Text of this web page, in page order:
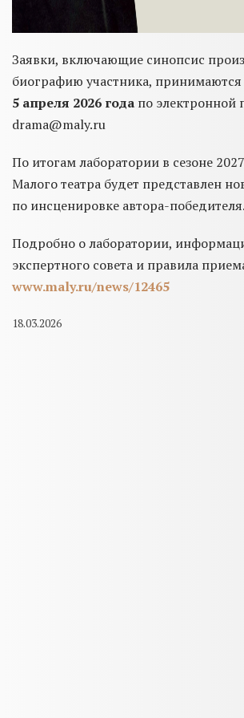
Заявки, включающие синопсис
биографию участника, принимаются
5 апреля 2026 года по электронной
drama@maly.ru
По итогам лаборатории в сезоне
Малого театра будет представлен
по инсценировке автора-победителя.
Подробно о лаборатории,
экспертного совета и правила
www.maly.ru/news/12465
18.03.2026